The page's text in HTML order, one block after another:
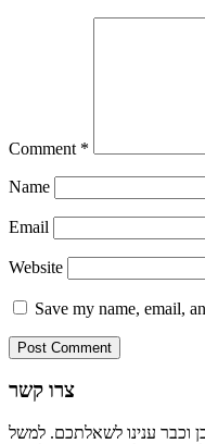
Comment *
Name
Email
Website
Save my name, email,
צרו קשר